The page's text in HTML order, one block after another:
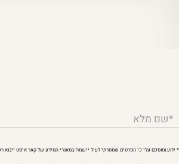
*שם מלא
* ידוע ומוסכם עלי כי הפרטים שמסרתי לעיל יישמרו במאגרי המידע של קאר איסט ייבוא